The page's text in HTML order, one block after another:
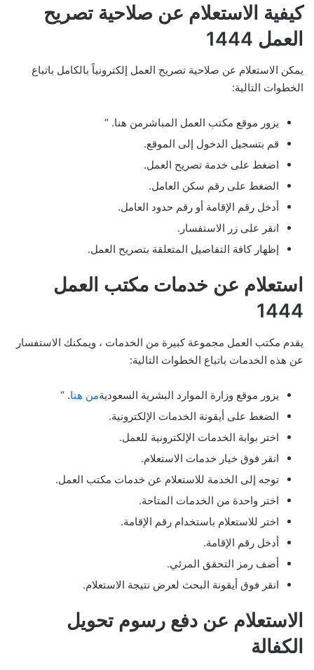
كيفية الاستعلام عن صلاحية تصريح
العمل 1444
يمكن الاستعلام عن صلاحية تصريح العمل إلكترونياً بالكامل باتباع
الخطوات التالية:
يزور موقع مكتب العمل المباشرمن هنا. “
قم بتسجيل الدخول إلى الموقع.
اضغط على خدمة تصريح العمل.
الضغط على رقم سكن العامل.
أدخل رقم الإقامة أو رقم حدود العامل.
انقر على زر الاستفسار.
إظهار كافة التفاصيل المتعلقة بتصريح العمل.
استعلام عن خدمات مكتب العمل
1444
يقدم مكتب العمل مجموعة كبيرة من الخدمات ، ويمكنك الاستفسار
عن هذه الخدمات باتباع الخطوات التالية:
يزور موقع وزارة الموارد البشرية السعوديةمن هنا. “
الضغط على أيقونة الخدمات الإلكترونية.
اختر بوابة الخدمات الإلكترونية للعمل.
انقر فوق خيار خدمات الاستعلام.
توجه إلى الخدمة للاستعلام عن خدمات مكتب العمل.
اختر واحدة من الخدمات المتاحة.
اختر للاستعلام باستخدام رقم الإقامة.
أدخل رقم الإقامة.
أضف رمز التحقق المرئي.
انقر فوق أيقونة البحث لعرض نتيجة الاستعلام.
الاستعلام عن دفع رسوم تحويل
الكفالة